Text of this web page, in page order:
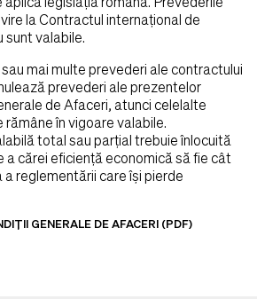
aplică legislaţia română. Prevederile
la Contractul internaţional de
sunt valabile.
sau mai multe prevederi ale contractului
prevederi ale prezentelor
de Afaceri, atunci celelalte
în vigoare valabile.
total sau parţial trebuie înlocuită
a cărei eficienţă economică să fie cât
reglementării care îşi pierde
GENERALE DE AFACERI (PDF)